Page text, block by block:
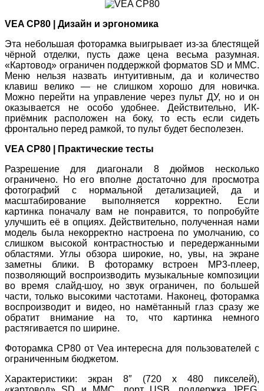
VEA CP80 | Дизайн и эргономика
Эта небольшая фоторамка выигрывает из-за блестящей
чёрной отделки, пусть даже цена весьма разумная.
«Картовод» ограничен поддержкой форматов SD и MMC.
Меню нельзя назвать интуитивным, да и количество
клавиш велико — не слишком хорошо для новичка.
Можно перейти на управление через пульт ДУ, но и он
оказывается не особо удобнее. Действительно, ИК-
приёмник расположен на боку, то есть если сидеть
фронтально перед рамкой, то пульт будет бесполезен.
VEA CP80 | Практические тесты
Разрешение для диагонали 8 дюймов несколько
ограничено. Но его вполне достаточно для просмотра
фотографий с нормальной детализацией, да и
масштабирование выполняется корректно. Если
картинка поначалу вам не понравится, то попробуйте
улучшить её в опциях. Действительно, полученная нами
модель была некорректно настроена по умолчанию, со
слишком высокой контрастностью и передержанными
областями. Углы обзора широкие, но, увы, на экране
заметны блики. В фоторамку встроен MP3-плеер,
позволяющий воспроизводить музыкальные композиции
во время слайд-шоу, но звук ограничен, по большей
части, только высокими частотами. Наконец, фоторамка
воспроизводит и видео, но намётанный глаз сразу же
обратит внимание на то, что картинка немного
растягивается по ширине.
Фоторамка CP80 от Vea интересна для пользователей с
ограниченным бюджетом.
Характеристики: экран 8″ (720 x 480 пикселей),